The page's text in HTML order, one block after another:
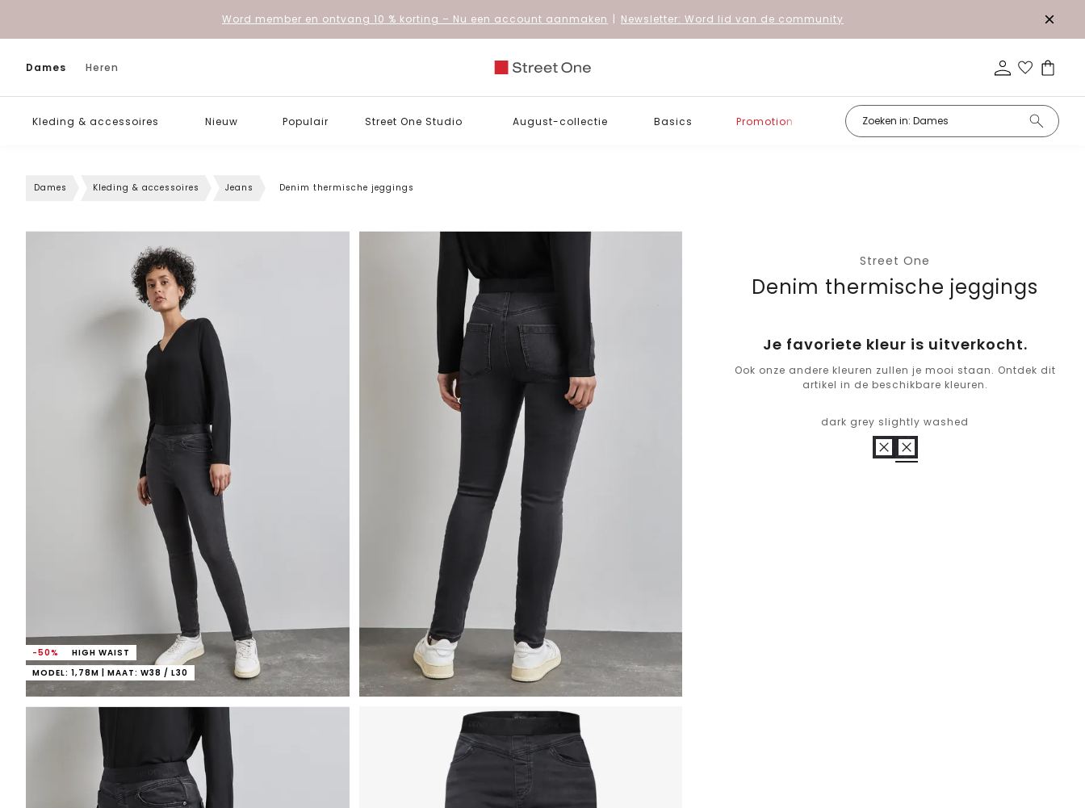
Word member en ontvang 10 % korting – Nu een account aanmaken | Newsletter: Word lid van de community
Dames Heren
Kleding & accessoires Nieuw Populair Street One Studio August-collectie Basics Promotion
Dames Kleding & accessoires Jeans Denim thermische jeggings
-50%
HIGH WAIST
MODEL: 1,78M | MAAT: W38 / L30
Street One
Denim thermische jeggings
Je favoriete kleur is uitverkocht.
Ook onze andere kleuren zullen je mooi staan. Ontdek dit
artikel in de beschikbare kleuren.
dark grey slightly washed